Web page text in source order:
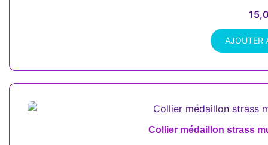
AJOUTER
Collier médaillon strass